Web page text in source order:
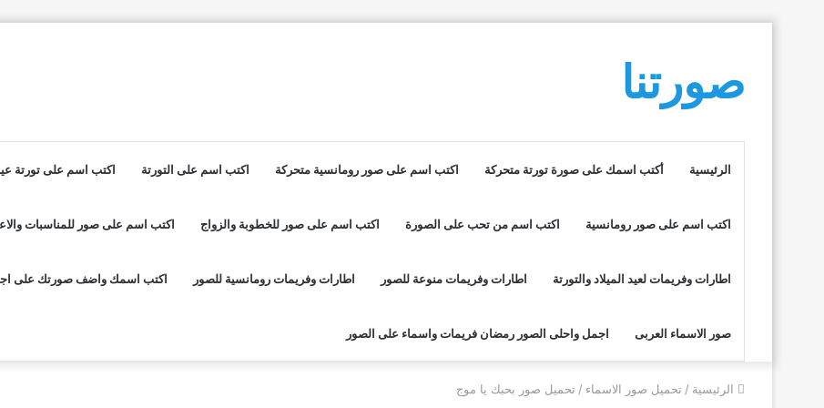
صورتنا
الرئيسية أكتب اسمك على صورة تورتة متحركة اكتب اسم على صور رومانسية متحركة اكتب اسم على التورتة اكتب اسم على تورتة
اكتب اسم على صور رومانسية اكتب اسم من تحب على الصورة اكتب اسم على صور للخطوبة والزواج اكتب اسم على صور للمناسبات
اطارات وفريمات لعيد الميلاد والتورتة اطارات وفريمات منوعة للصور اطارات وفريمات رومانسية للصور اكتب اسمك واضف صورتك على
صور الاسماء العربى اجمل واحلى الصور رمضان فريمات واسماء على الصور
الرئيسية / تحميل صور الاسماء / تحميل صور بحبك يا موج